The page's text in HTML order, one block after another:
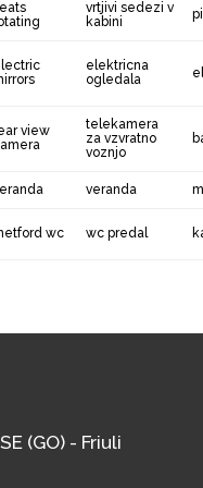
vrtjivi sedezi v
kabini
elektricna
ogledala
view
telekamera
za vzvratno
voznjo
veranda
wc wc predal
(GO) - Friuli